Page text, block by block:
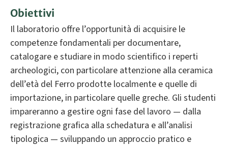
Obiettivi
Il laboratorio offre l’opportunità di acquisire le
competenze fondamentali per documentare,
catalogare e studiare in modo scientifico i reperti
archeologici, con particolare attenzione alla ceramica
dell’età del Ferro prodotte localmente e quelle di
importazione, in particolare quelle greche. Gli studenti
impareranno a gestire ogni fase del lavoro — dalla
registrazione grafica alla schedatura e all’analisi
tipologica — sviluppando un approccio pratico e